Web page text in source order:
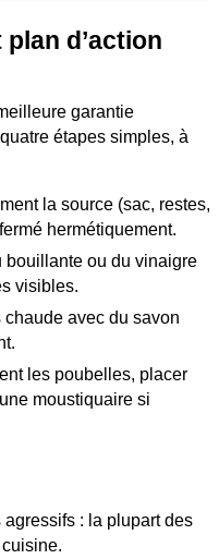
d’action
garantie
étapes simples, à
la source (sac, restes,
hermétiquement.
bouillante ou du vinaigre
visibles.
chaude avec du savon
les poubelles, placer
moustiquaire si
: la plupart des